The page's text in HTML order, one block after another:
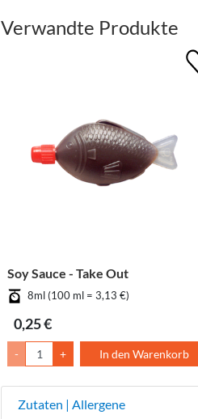
Verwandte Produkte
Soy Sauce - Take Out
8ml (100 ml = 3,13 €)
0,25 €
- + In den Warenkorb
Zutaten | Allergene